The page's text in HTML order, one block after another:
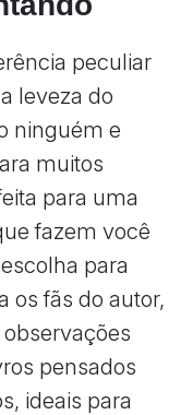
peculiar
leveza do
ninguém e
muitos
para uma
fazem você
para
os fãs do autor,
pensados
ideais para